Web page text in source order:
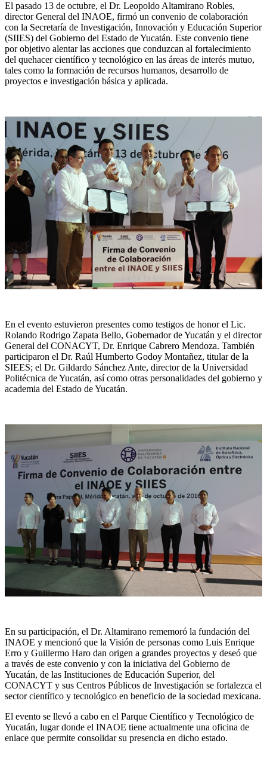
El pasado 13 de octubre, el Dr. Leopoldo Altamirano Robles,
director General del INAOE, firmó un convenio de colaboración
con la Secretaría de Investigación, Innovación y Educación Superior
(SIIES) del Gobierno del Estado de Yucatán. Este convenio tiene
por objetivo alentar las acciones que conduzcan al fortalecimiento
del quehacer científico y tecnológico en las áreas de interés mutuo,
tales como la formación de recursos humanos, desarrollo de
proyectos e investigación básica y aplicada.
En el evento estuvieron presentes como testigos de honor el Lic.
Rolando Rodrigo Zapata Bello, Gobernador de Yucatán y el director
General del CONACYT, Dr. Enrique Cabrero Mendoza. También
participaron el Dr. Raúl Humberto Godoy Montañez, titular de la
SIEES; el Dr. Gildardo Sánchez Ante, director de la Universidad
Politécnica de Yucatán, así como otras personalidades del gobierno y
academia del Estado de Yucatán.
En su participación, el Dr. Altamirano rememoró la fundación del
INAOE y mencionó que la Visión de personas como Luis Enrique
Erro y Guillermo Haro dan origen a grandes proyectos y deseó que
a través de este convenio y con la iniciativa del Gobierno de
Yucatán, de las Instituciones de Educación Superior, del
CONACYT y sus Centros Públicos de Investigación se fortalezca el
sector científico y tecnológico en beneficio de la sociedad mexicana.
El evento se llevó a cabo en el Parque Científico y Tecnológico de
Yucatán, lugar donde el INAOE tiene actualmente una oficina de
enlace que permite consolidar su presencia en dicho estado.